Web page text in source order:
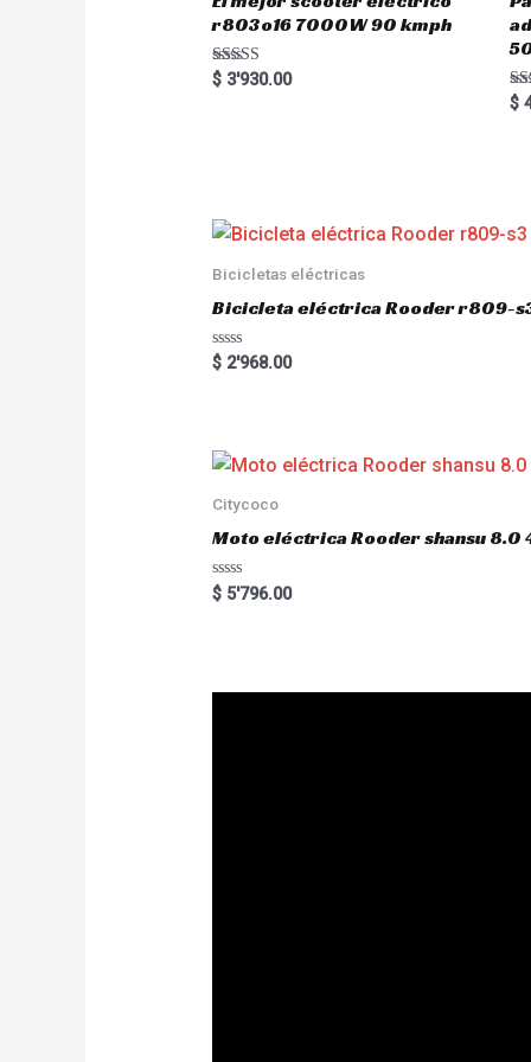
r803o16 7000W 90 kmph
Rated
5.00
$3'930.00
5.00
$
Bicicletas eléctricas
Bicicleta eléctrica Rooder r809-
R
a
o
u
o
f
5
$2'968.00
Citycoco
Moto eléctrica Rooder shansu
R
a
$5'796.00